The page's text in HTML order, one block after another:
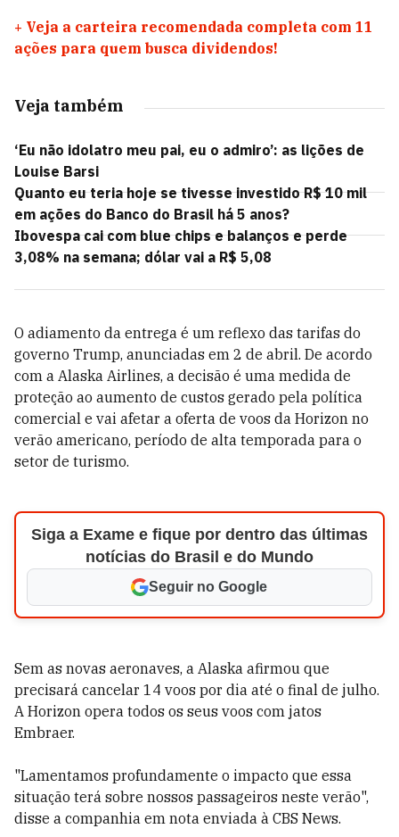
+ Veja a carteira recomendada completa com 11
ações para quem busca dividendos!
Veja também
‘Eu não idolatro meu pai, eu o admiro’: as lições de
Louise Barsi
Quanto eu teria hoje se tivesse investido R$ 10 mil
em ações do Banco do Brasil há 5 anos?
Ibovespa cai com blue chips e balanços e perde
3,08% na semana; dólar vai a R$ 5,08
O adiamento da entrega é um reflexo das tarifas do
governo Trump, anunciadas em 2 de abril. De acordo
com a Alaska Airlines, a decisão é uma medida de
proteção ao aumento de custos gerado pela política
comercial e vai afetar a oferta de voos da Horizon no
verão americano, período de alta temporada para o
setor de turismo.
Siga a Exame e fique por dentro das últimas
notícias do Brasil e do Mundo
Seguir no Google
Sem as novas aeronaves, a Alaska afirmou que
precisará cancelar 14 voos por dia até o final de julho.
A Horizon opera todos os seus voos com jatos
Embraer.
"Lamentamos profundamente o impacto que essa
situação terá sobre nossos passageiros neste verão",
disse a companhia em nota enviada à CBS News.